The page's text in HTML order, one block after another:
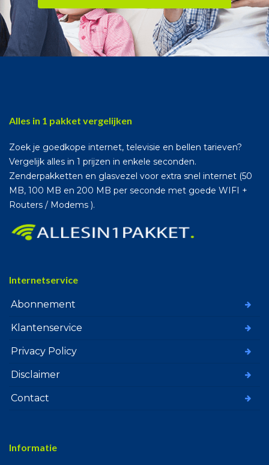
Alles in 1 pakket vergelijken
Zoek je goedkope internet, televisie en bellen tarieven?
Vergelijk alles in 1 prijzen in enkele seconden.
Zenderpakketten en glasvezel voor extra snel internet (50
MB, 100 MB en 200 MB per seconde met goede WIFI +
Routers / Modems ).
Internetservice
Abonnement
Klantenservice
Privacy Policy
Disclaimer
Contact
Informatie